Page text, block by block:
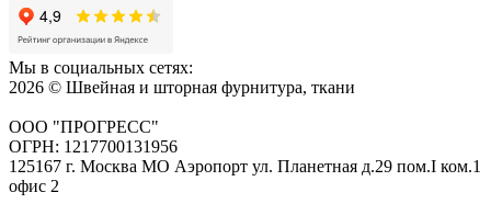
Мы в социальных сетях:
2026 © Швейная и шторная фурнитура, ткани
ООО "ПРОГРЕСС"
ОГРН: 1217700131956
125167 г. Москва МО Аэропорт ул. Планетная д.29 пом.I ком.1
офис 2